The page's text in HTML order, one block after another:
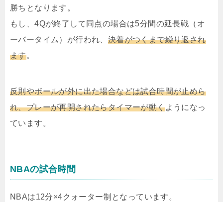
勝ちとなります。
もし、4Qが終了して同点の場合は5分間の延長戦（オ
ーバータイム）が行われ、 決着がつくまで繰り返され
ます。
反則やボールが外に出た場合などは試合時間が止めら
れ、プレーが再開されたらタイマーが動くようになっ
ています。
NBAの試合時間
NBAは12分×4クォーター制となっています。